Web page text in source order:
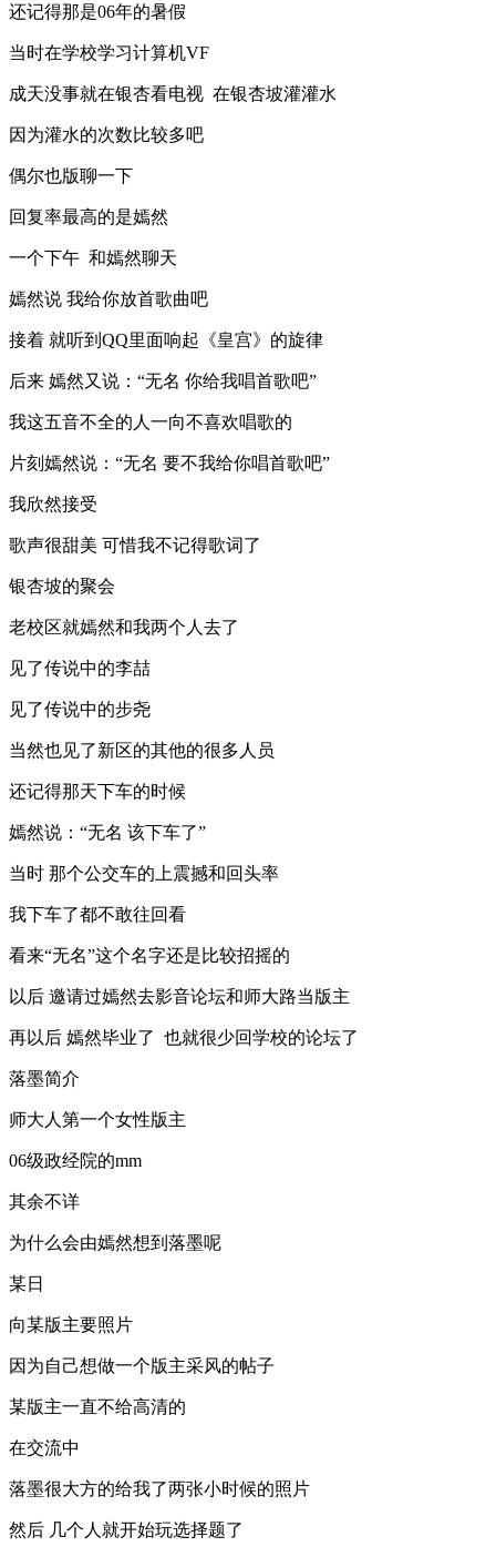
还记得那是06年的暑假
当时在学校学习计算机VF
成天没事就在银杏看电视 在银杏坡灌灌水
因为灌水的次数比较多吧
偶尔也版聊一下
回复率最高的是嫣然
一个下午 和嫣然聊天
嫣然说 我给你放首歌曲吧
接着 就听到QQ里面响起《皇宫》的旋律
后来 嫣然又说：“无名 你给我唱首歌吧”
我这五音不全的人一向不喜欢唱歌的
片刻嫣然说：“无名 要不我给你唱首歌吧”
我欣然接受
歌声很甜美 可惜我不记得歌词了
银杏坡的聚会
老校区就嫣然和我两个人去了
见了传说中的李喆
见了传说中的步尧
当然也见了新区的其他的很多人员
还记得那天下车的时候
嫣然说：“无名 该下车了”
当时 那个公交车的上震撼和回头率
我下车了都不敢往回看
看来“无名”这个名字还是比较招摇的
以后 邀请过嫣然去影音论坛和师大路当版主
再以后 嫣然毕业了 也就很少回学校的论坛了
落墨简介
师大人第一个女性版主
06级政经院的mm
其余不详
为什么会由嫣然想到落墨呢
某日
向某版主要照片
因为自己想做一个版主采风的帖子
某版主一直不给高清的
在交流中
落墨很大方的给我了两张小时候的照片
然后 几个人就开始玩选择题了